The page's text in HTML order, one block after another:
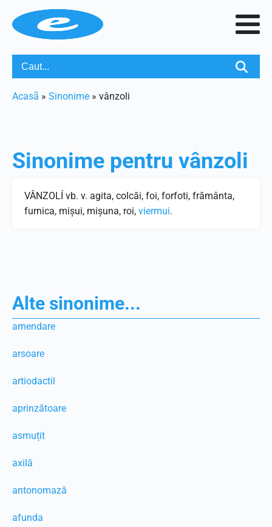
Acasã » Sinonime » vânzoli
Sinonime pentru vânzoli
VÂNZOLÍ vb. v. agita, colcăi, foi, forfoti, frământa,
furnica, mişui, mişuna, roi, viermui.
Alte sinonime...
amendare
arsoare
artiodactil
aprinzătoare
asmuțit
axilă
antonomază
afunda